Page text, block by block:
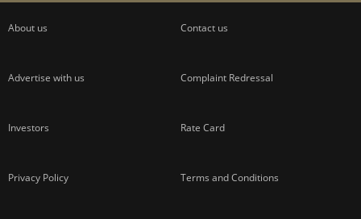
About us Contact us
Advertise with us Complaint Redressal
Investors Rate Card
Privacy Policy Terms and Conditions